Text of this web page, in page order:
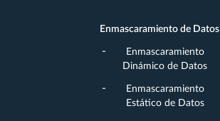
Enmascaramiento de Datos
Enmascaramiento
Dinámico de Datos
Enmascaramiento
Estático de Datos